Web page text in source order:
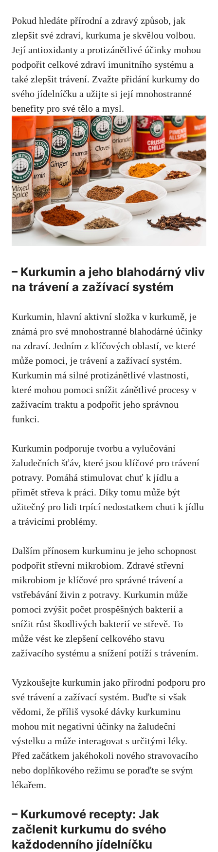
Pokud hledáte přírodní a zdravý způsob, jak
zlepšit své‌ zdraví, kurkuma je⁢ skvělou volbou.
Její antioxidanty⁢ a protizánětlivé účinky mohou
podpořit celkové zdraví imunitního systému a
také ⁢zlepšit ⁣trávení. Zvažte přidání‍ kurkumy ‍do
svého jídelníčku a užijte si její mnohostranné
benefity pro své tělo a ⁢mysl.
– Kurkumin a jeho blahodárný vliv
na trávení a zažívací systém
Kurkumin, hlavní​ aktivní složka v kurkumě, je
známá pro své⁤ mnohostranné blahodárné účinky
na zdraví. Jedním z klíčových oblastí, ve které
⁢může pomoci, je trávení a⁣ zažívací systém.
Kurkumin má silné‍ protizánětlivé vlastnosti,
‍které mohou pomoci snížit zánětlivé procesy v
zažívacím traktu a​ podpořit jeho správnou
funkci.
Kurkumin podporuje tvorbu a vylučování‌
žaludečních šťáv, které jsou klíčové pro trávení
potravy. Pomáhá stimulovat chuť k jídlu a
‌přimět střeva k práci. Díky tomu může být
užitečný pro lidi trpící nedostatkem ‍chuti k ​jídlu
a trávicími problémy.
Dalším přínosem kurkuminu je jeho schopnost
podpořit střevní mikrobiom. Zdravé střevní
mikrobiom je klíčové pro správné trávení a
vstřebávání‍ živin z potravy. Kurkumin může
pomoci zvýšit počet prospěšných bakterií a
snížit růst škodlivých​ bakterií ve střevě. To
může vést ke zlepšení celkového stavu
zažívacího systému a snížení ​potíží s trávením.
Vyzkoušejte kurkumin‍ jako ⁣přírodní podporu pro
své trávení a zažívací systém. Buďte si však
vědomi, že příliš vysoké dávky kurkuminu
mohou mít‍ negativní účinky na žaludeční
výstelku a může interagovat s určitými léky.
Před začátkem jakéhokoli‌ nového​ stravovacího
nebo ⁣doplňkového režimu se poraďte se svým
lékařem.
– Kurkumové recepty: Jak
začlenit ​kurkumu do svého
každodenního jídelníčku